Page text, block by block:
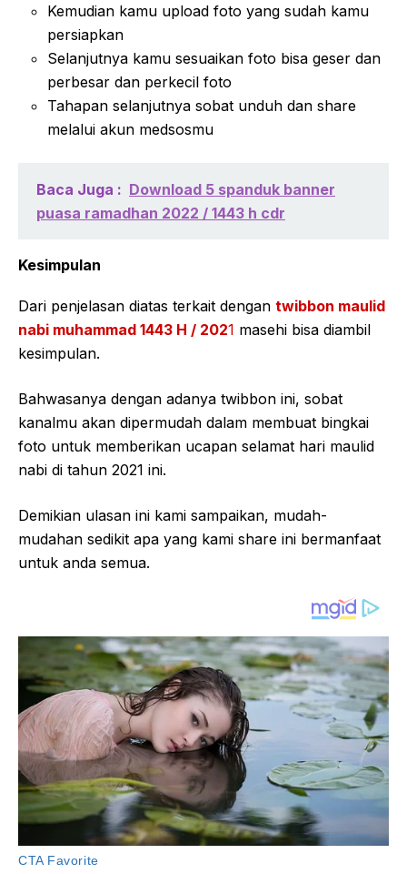
Kemudian kamu upload foto yang sudah kamu
persiapkan
Selanjutnya kamu sesuaikan foto bisa geser dan
perbesar dan perkecil foto
Tahapan selanjutnya sobat unduh dan share
melalui akun medsosmu
Baca Juga : Download 5 spanduk banner
puasa ramadhan 2022 / 1443 h cdr
Kesimpulan
Dari penjelasan diatas terkait dengan twibbon maulid
nabi muhammad 1443 H / 2021 masehi bisa diambil
kesimpulan.
Bahwasanya dengan adanya twibbon ini, sobat
kanalmu akan dipermudah dalam membuat bingkai
foto untuk memberikan ucapan selamat hari maulid
nabi di tahun 2021 ini.
Demikian ulasan ini kami sampaikan, mudah-
mudahan sedikit apa yang kami share ini bermanfaat
untuk anda semua.